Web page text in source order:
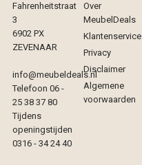
Fahrenheitstraat
3
6902 PX
ZEVENAAR
info@meubeldeals.nl
Telefoon 06 -
25 38 37 80
Tijdens
openingstijden
0316 - 34 24 40
Over
MeubelDeals
Klantenservice
Privacy
Disclaimer
Algemene
voorwaarden